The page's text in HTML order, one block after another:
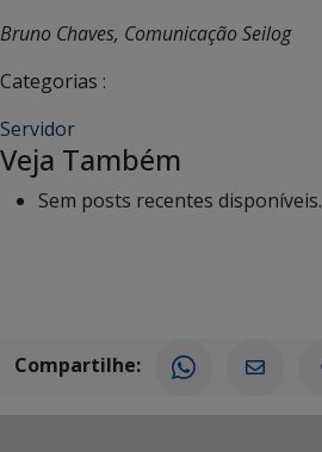
Bruno Chaves, Comunicação Seilog
Categorias :
Servidor
Veja Também
Sem posts recentes disponíveis.
Compartilhe: